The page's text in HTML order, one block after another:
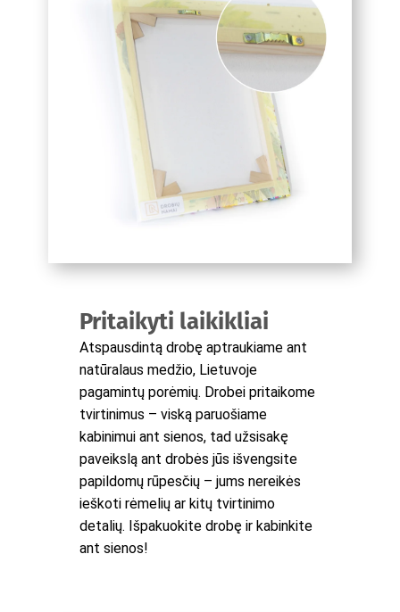
Pritaikyti laikikliai
Atspausdintą drobę aptraukiame ant
natūralaus medžio, Lietuvoje
pagamintų porėmių. Drobei pritaikome
tvirtinimus – viską paruošiame
kabinimui ant sienos, tad užsisakę
paveikslą ant drobės jūs išvengsite
papildomų rūpesčių – jums nereikės
ieškoti rėmelių ar kitų tvirtinimo
detalių. Išpakuokite drobę ir kabinkite
ant sienos!